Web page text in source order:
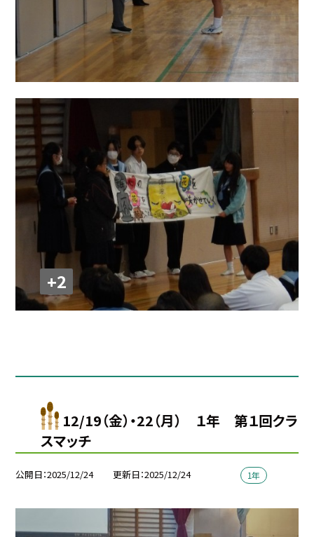
+2
12/19（金）・22（月） １年 第１回クラ
スマッチ
公開日 2025/12/24 更新日 2025/12/24 1年